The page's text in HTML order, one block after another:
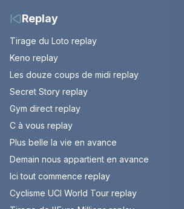
Replay
Tirage du Loto replay
Keno replay
Les douze coups de midi replay
Secret Story replay
Gym direct replay
C à vous replay
Plus belle la vie en avance
Demain nous appartient en avance
Ici tout commence replay
Cyclisme UCI World Tour replay